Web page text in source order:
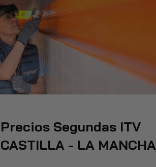
Precios Segundas ITV
CASTILLA - LA MANCHA